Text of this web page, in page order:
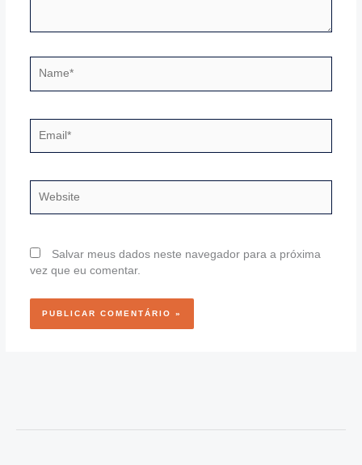
Salvar meus dados neste navegador para a próxima
vez que eu comentar.